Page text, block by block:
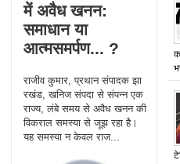
में अवैध खनन:
समाधान या
आत्मसमर्पण... ?
राजीव कुमार, प्रथान संपादक झा
रखंड, खनिज संपदा से संपन्न एक
राज्य, लंबे समय से अवैध खनन की
विकराल समस्या से जूझ रहा है।
यह समस्या न केवल राज...